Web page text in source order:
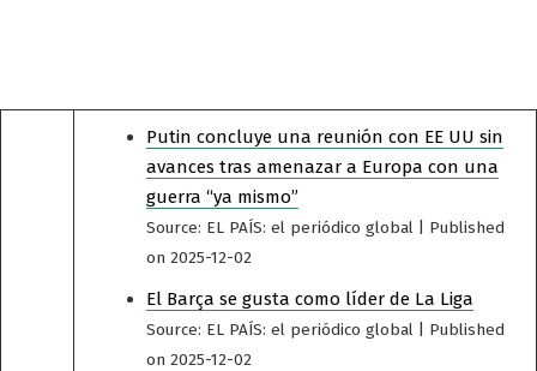
Putin concluye una reunión con EE UU sin
avances tras amenazar a Europa con una
guerra “ya mismo”
Source: EL PAÍS: el periódico global
Published
on 2025-12-02
El Barça se gusta como líder de La Liga
Source: EL PAÍS: el periódico global
Published
on 2025-12-02